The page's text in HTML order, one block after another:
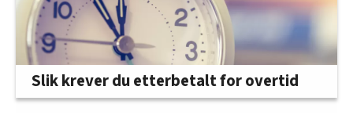
Slik krever du etterbetalt for overtid